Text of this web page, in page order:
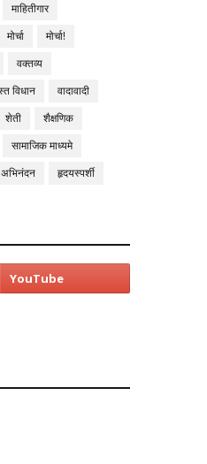
माहितीगार
मोर्चा
मोर्चा!
वक्तव्य
विधान
वादावादी
शेती
शैक्षणिक
सामाजिक माध्यमे
अभिनंदन हृदयस्पर्शी